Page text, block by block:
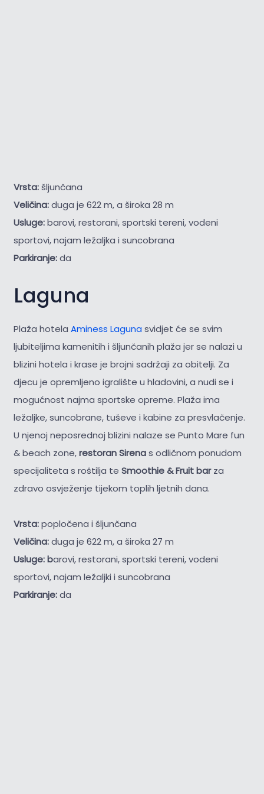
Vrsta:šljunčana
Veličina:duga je 622 m, a široka 28 m
Usluge:barovi, restorani, sportski tereni, vodeni
sportovi, najam ležaljka i suncobrana
Parkiranje:da
Laguna
Plaža hotela Aminess Laguna svidjet će se svim
ljubiteljima kamenitih i šljunčanih plaža jer se nalazi u
blizini hotela i krase je brojni sadržaji za obitelji. Za
djecu je opremljeno igralište u hladovini, a nudi se i
mogućnost najma sportske opreme. Plaža ima
ležaljke, suncobrane, tuševe i kabine za presvlačenje.
U njenoj neposrednoj blizini nalaze se Punto Mare fun
& beach zone,restoran Sirenas odličnom ponudom
specijaliteta s roštilja te Smoothie & Fruit barza
zdravo osvježenje tijekom toplih ljetnih dana.
Vrsta:popločena i šljunčana
Veličina:duga je 622 m, a široka 27 m
Usluge: barovi, restorani, sportski tereni, vodeni
sportovi, najam ležaljki i suncobrana
Parkiranje:da